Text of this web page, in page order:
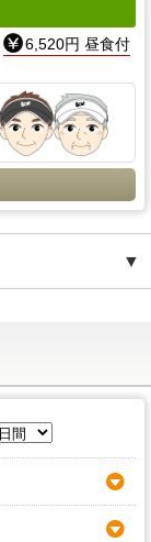
6,520円 昼食付
▼